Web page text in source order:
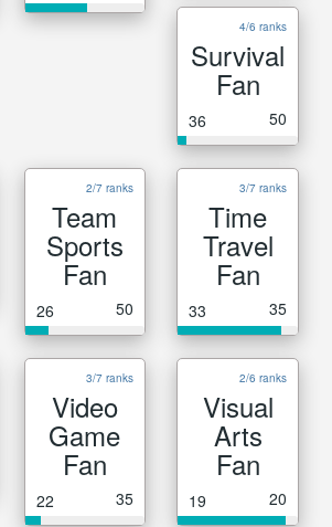
4/6 ranks
Survival
Fan
36 50
2/7 ranks
Team
Sports
Fan
26 50
3/7 ranks
Time
Travel
Fan
33 35
3/7 ranks
Video
Game
Fan
22 35
2/6 ranks
Visual
Arts
Fan
19 20